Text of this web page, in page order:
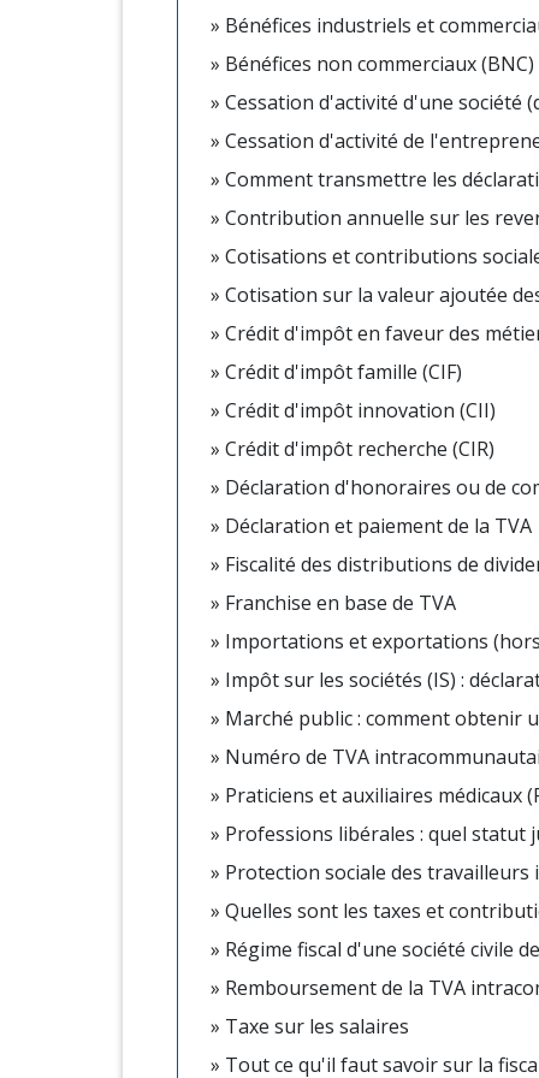
Bénéfices industriels et
Bénéfices non commerciaux
Cessation d'activité d'une société
Cessation d'activité de
Comment transmettre les
Contribution annuelle sur les
Cotisations et contributions
Cotisation sur la valeur ajoutée
Crédit d'impôt en faveur des
Crédit d'impôt famille (CIF)
Crédit d'impôt innovation (CII)
Crédit d'impôt recherche (CIR)
Déclaration d'honoraires ou de
Déclaration et paiement de la TVA
Fiscalité des distributions de
Franchise en base de TVA
Importations et exportations
Impôt sur les sociétés (IS) :
Marché public : comment obtenir
Numéro de TVA
Praticiens et auxiliaires médicaux
Professions libérales : quel statut
Protection sociale des
Quelles sont les taxes et
Régime fiscal d'une société civile
Remboursement de la TVA
Taxe sur les salaires
Tout ce qu'il faut savoir sur la